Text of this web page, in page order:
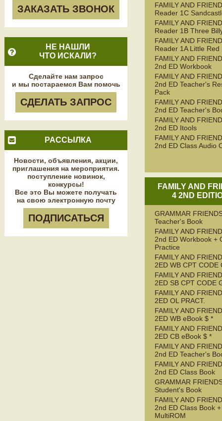
ЗАКАЗАТЬ ЗВОНОК
НЕ НАШЛИ
ЧТО ИСКАЛИ?
Сделайте нам запрос
и мы постараемся Вам помочь
СДЕЛАТЬ ЗАПРОС
РАССЫЛКА
Новости, объявления, акции,
приглашения на мероприятия.
поступление новинок,
конкурсы!
Все это Вы можете получать
на свою электронную почту
ПОДПИСАТЬСЯ
FAMILY AND
Reader 1C
FAMILY AND
Reader 1B Three
FAMILY AND
Reader 1A Little Red
FAMILY AND
2nd ED Workbook
FAMILY AND
2nd ED Teacher's
Pack
FAMILY AND
2nd ED Teacher's
FAMILY AND
2nd ED Itools
FAMILY AND
2nd ED Class Audio
FAMILY AND
4 2ND
GRAMMAR
Teacher's Book
FAMILY AND
2nd ED Workbook +
Practice
FAMILY AND
2ED WB CPT CODE
FAMILY AND
2ED SB CPT CODE
FAMILY AND
2ED OL PRACT.
FAMILY AND
2ED WB eBook $ *
FAMILY AND
2ED CB eBook $ *
FAMILY AND
2nd ED Teacher's
FAMILY AND
2nd ED Class Book
GRAMMAR
Student's Book
FAMILY AND
2nd ED Class Book +
MultiROM